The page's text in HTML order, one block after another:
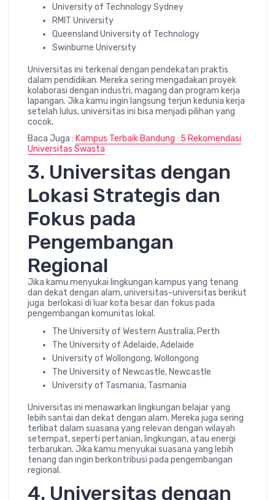
University of Technology Sydney
RMIT University
Queensland University of Technology
Swinburne University
Universitas ini terkenal dengan pendekatan praktis
dalam pendidikan. Mereka sering mengadakan proyek
kolaborasi dengan industri, magang dan program kerja
lapangan. Jika kamu ingin langsung terjun kedunia kerja
setelah lulus, universitas ini bisa menjadi pilihan yang
cocok.
Baca Juga : Kampus Terbaik Bandung : 5 Rekomendasi
Universitas Swasta
3. Universitas dengan
Lokasi Strategis dan
Fokus pada
Pengembangan
Regional
Jika kamu menyukai lingkungan kampus yang tenang
dan dekat dengan alam, universitas-universitas berikut
juga berlokasi di luar kota besar dan fokus pada
pengembangan komunitas lokal.
The University of Western Australia, Perth
The University of Adelaide, Adelaide
University of Wollongong, Wollongong
The University of Newcastle, Newcastle
University of Tasmania, Tasmania
Universitas ini menawarkan lingkungan belajar yang
lebih santai dan dekat dengan alam. Mereka juga sering
terlibat dalam suasana yang relevan dengan wilayah
setempat, seperti pertanian, lingkungan, atau energi
terbarukan. Jika kamu menyukai suasana yang lebih
tenang dan ingin berkontribusi pada pengembangan
regional.
4. Universitas dengan